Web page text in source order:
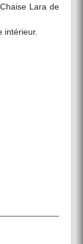
Lara de
intérieur.